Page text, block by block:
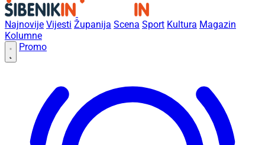
Najnovije Vijesti Županija Scena Sport Kultura Magazin
Kolumne
Promo